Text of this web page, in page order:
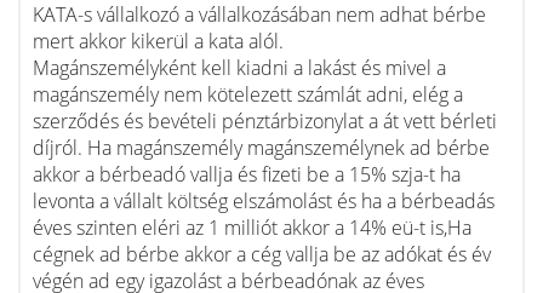
KATA-s vállalkozó a vállalkozásában nem adhat bérbe
mert akkor kikerül a kata alól.
Magánszemélyként kell kiadni a lakást és mivel a
magánszemély nem kötelezett számlát adni, elég a
szerződés és bevételi pénztárbizonylat a át vett bérleti
díjról. Ha magánszemély magánszemélynek ad bérbe
akkor a bérbeadó vallja és fizeti be a 15% szja-t ha
levonta a vállalt költség elszámolást és ha a bérbeadás
éves szinten eléri az 1 milliót akkor a 14% eü-t is,Ha
cégnek ad bérbe akkor a cég vallja be az adókat és év
végén ad egy igazolást a bérbeadónak az éves